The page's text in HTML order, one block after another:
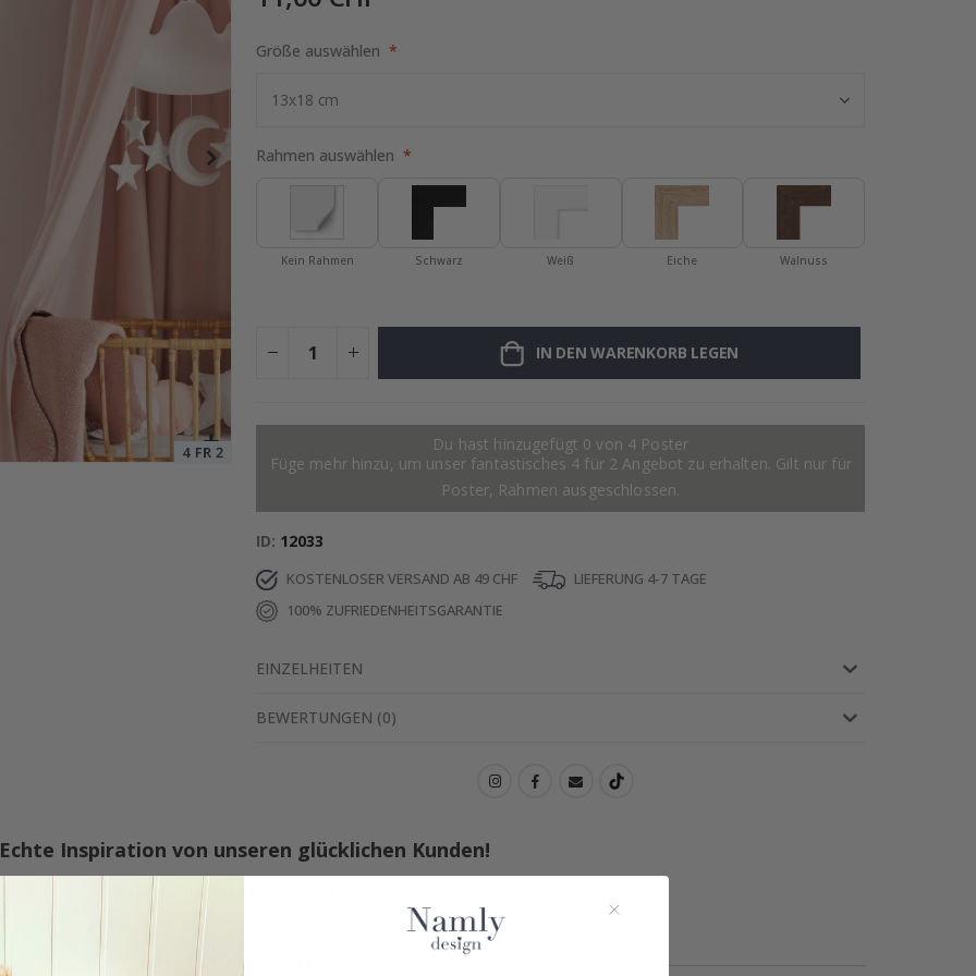
Price
15,00 €
Größe auswählen
Rahmen auswählen
Kein Rahmen Schwarz Weiß Eiche Walnuss
IN DEN WARENKORB LEGEN
Du hast hinzugefügt 0 von 4 Poster
Füge mehr hinzu, um unser fantastisches 4 für 2 Angebot zu erhalten. Gilt nur für
Poster, Rahmen ausgeschlossen.
ID 12033
KOSTENLOSER VERSAND AB 49 CHF
LIEFERUNG 4-7 TAGE
100% ZUFRIEDENHEITSGARANTIE
EINZELHEITEN
BEWERTUNGEN (0)
Echte Inspiration von unseren glücklichen Kunden!
Teile dein Bild mit #namly_design
Ähnliche produkte